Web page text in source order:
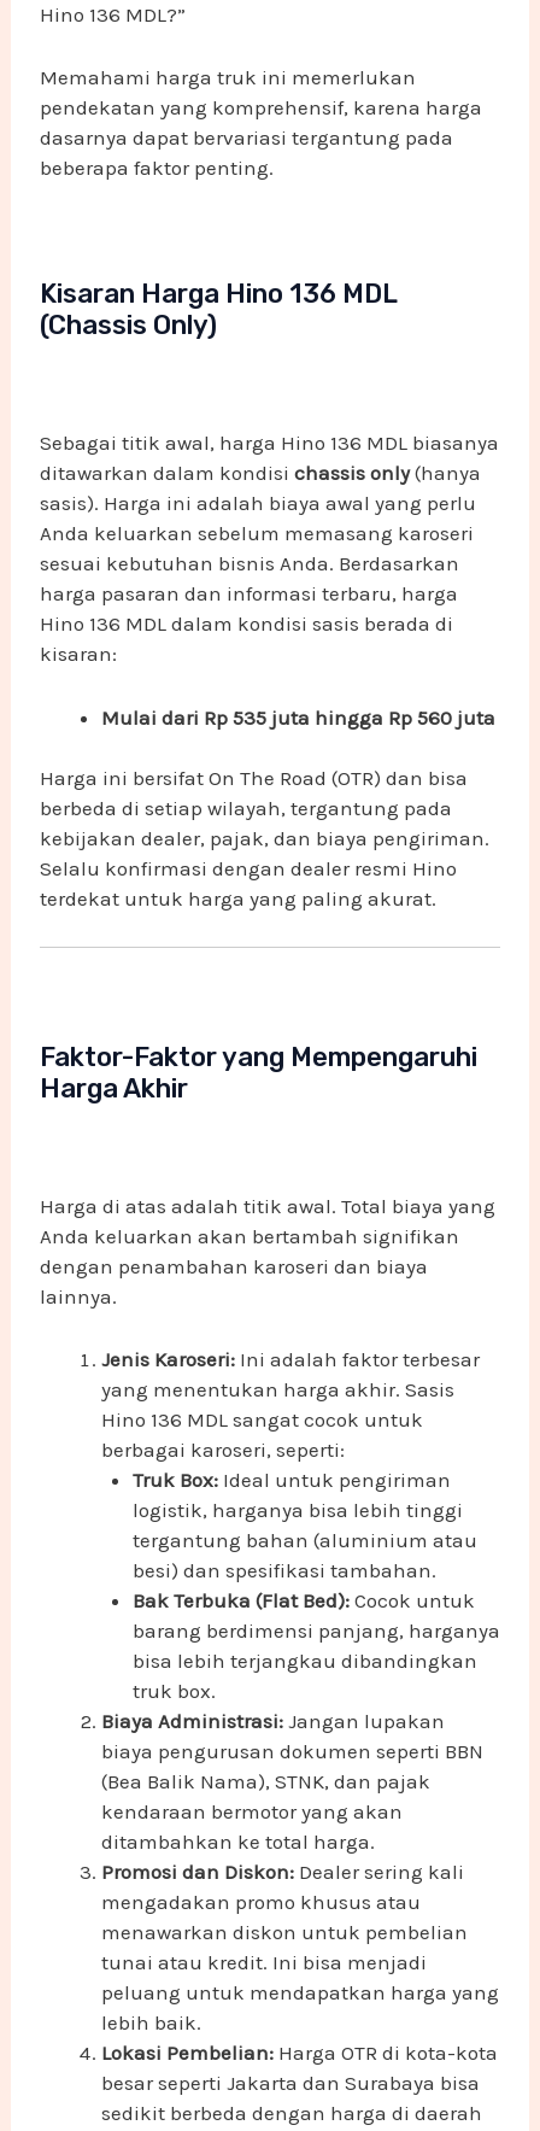
Hino 136 MDL?”
Memahami harga truk ini memerlukan
pendekatan yang komprehensif, karena harga
dasarnya dapat bervariasi tergantung pada
beberapa faktor penting.
Kisaran Harga Hino 136 MDL
(Chassis Only)
Sebagai titik awal, harga Hino 136 MDL biasanya
ditawarkan dalam kondisichassis only(hanya
sasis). Harga ini adalah biaya awal yang perlu
Anda keluarkan sebelum memasang karoseri
sesuai kebutuhan bisnis Anda. Berdasarkan
harga pasaran dan informasi terbaru, harga
Hino 136 MDL dalam kondisi sasis berada di
kisaran:
Mulai dari Rp 535 juta hingga Rp 560 juta
Harga ini bersifat On The Road (OTR) dan bisa
berbeda di setiap wilayah, tergantung pada
kebijakan dealer, pajak, dan biaya pengiriman.
Selalu konfirmasi dengan dealer resmi Hino
terdekat untuk harga yang paling akurat.
Faktor-Faktor yang Mempengaruhi
Harga Akhir
Harga di atas adalah titik awal. Total biaya yang
Anda keluarkan akan bertambah signifikan
dengan penambahan karoseri dan biaya
lainnya.
Jenis Karoseri: Ini adalah faktor terbesar
yang menentukan harga akhir. Sasis
Hino 136 MDL sangat cocok untuk
berbagai karoseri, seperti:
Truk Box:Ideal untuk pengiriman
logistik, harganya bisa lebih tinggi
tergantung bahan (aluminium atau
besi) dan spesifikasi tambahan.
Bak Terbuka (Flat Bed):Cocok untuk
barang berdimensi panjang, harganya
bisa lebih terjangkau dibandingkan
truk box.
Biaya Administrasi: Jangan lupakan
biaya pengurusan dokumen seperti BBN
(Bea Balik Nama), STNK, dan pajak
kendaraan bermotor yang akan
ditambahkan ke total harga.
Promosi dan Diskon: Dealer sering kali
mengadakan promo khusus atau
menawarkan diskon untuk pembelian
tunai atau kredit. Ini bisa menjadi
peluang untuk mendapatkan harga yang
lebih baik.
Lokasi Pembelian: Harga OTR di kota-kota
besar seperti Jakarta dan Surabaya bisa
sedikit berbeda dengan harga di daerah